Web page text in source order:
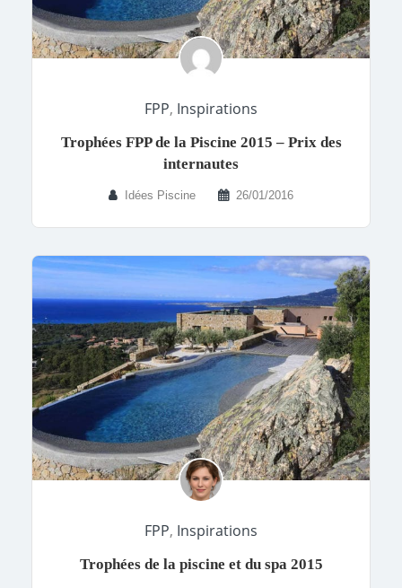
FPP, Inspirations
Trophées FPP de la Piscine 2015 – Prix des
internautes
Idées Piscine 26/01/2016
FPP, Inspirations
Trophées de la piscine et du spa 2015